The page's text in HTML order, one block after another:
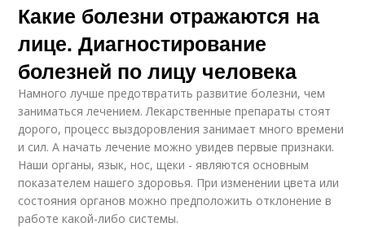
Какие болезни отражаются на
лице. Диагностирование
болезней по лицу человека
Намного лучше предотвратить развитие болезни, чем
заниматься лечением. Лекарственные препараты стоят
дорого, процесс выздоровления занимает много времени
и сил. А начать лечение можно увидев первые признаки.
Наши органы, язык, нос, щеки - являются основным
показателем нашего здоровья. При изменении цвета или
состояния органов можно предположить отклонение в
работе какой-либо системы.